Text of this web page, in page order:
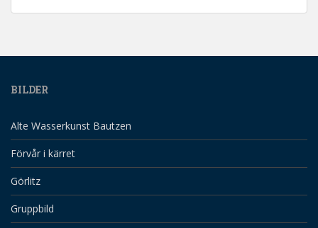
BILDER
Alte Wasserkunst Bautzen
Förvår i kärret
Görlitz
Gruppbild